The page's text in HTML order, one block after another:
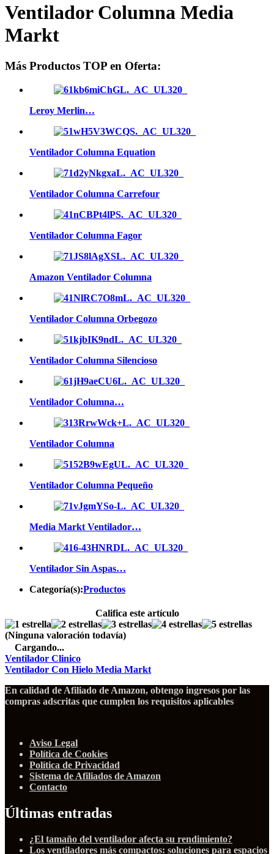
Ventilador Columna Media
Markt
Más Productos TOP en Oferta:
Leroy Merlin…
Ventilador Columna Equation
Ventilador Columna Carrefour
Ventilador Columna Fagor
Amazon Ventilador Columna
Ventilador Columna Orbegozo
Ventilador Columna Silencioso
Ventilador Columna…
Ventilador Columna
Ventilador Columna Pequeño
Media Markt Ventilador…
Ventilador Sin Aspas…
Categoría(s):Productos
Califica este artículo
(Ninguna valoración todavía)
Cargando...
Ventilador Clinico
Ventilador Con Hielo Media Markt
En calidad de Afiliado de Amazon, obtengo ingresos por las
compras adscritas que cumplen los requisitos aplicables
Aviso Legal
Política de Cookies
Política de Privacidad
Sistema de Afiliados de Amazon
Contacto
Últimas entradas
¿El tamaño del ventilador afecta su rendimiento?
Los ventiladores más compactos: soluciones para espacios